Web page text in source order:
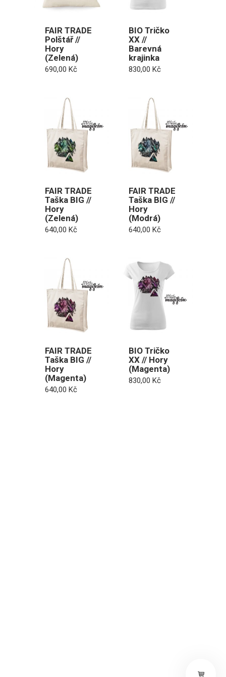
FAIR TRADE
Polštář //
Hory
(Zelená)
690,00 Kč
BIO Tričko
XX //
Barevná
krajinka
830,00 Kč
FAIR TRADE
Taška BIG //
Hory
(Zelená)
640,00 Kč
FAIR TRADE
Taška BIG //
Hory
(Modrá)
640,00Kč
FAIR TRADE
Taška BIG //
Hory
(Magenta)
640,00 Kč
BIO Tričko
XX // Hory
(Magenta)
830,00 Kč